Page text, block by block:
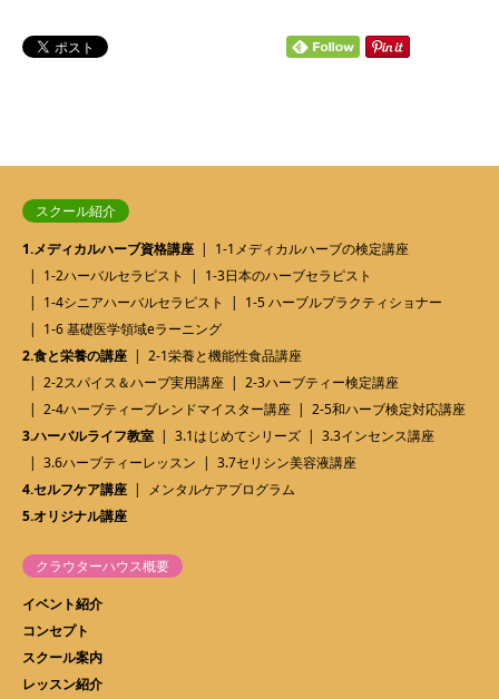
スクール紹介
1.メディカルハーブ資格講座
1-1メディカルハーブの検定講座
1-2ハーバルセラピスト
1-3日本のハーブセラピスト
1-4シニアハーバルセラピスト
1-5 ハーブルプラクティショナー
1-6 基礎医学領域eラーニング
2.食と栄養の講座
2-1栄養と機能性食品講座
2-2スパイス＆ハーブ実用講座
2-3ハーブティー検定講座
2-4ハーブティーブレンドマイスター講座
2-5和ハーブ検定対応講座
3.ハーバルライフ教室
3.1はじめてシリーズ
3.3インセンス講座
3.6ハーブティーレッスン
3.7セリシン美容液講座
4.セルフケア講座
メンタルケアプログラム
5.オリジナル講座
クラウターハウス概要
イベント紹介
コンセプト
スクール案内
レッスン紹介